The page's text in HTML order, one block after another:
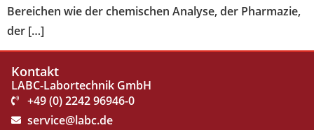
Bereichen wie der chemischen Analyse, der Pharmazie,
der […]
Kontakt
LABC-Labortechnik GmbH
+49 (0) 2242 96946-0
service@labc.de